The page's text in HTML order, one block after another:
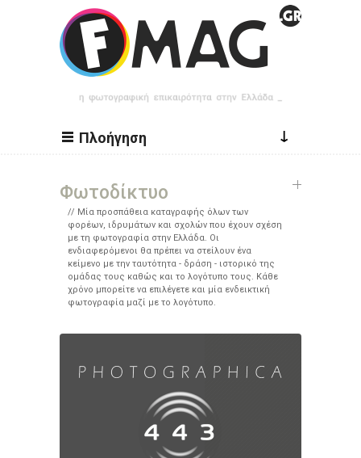
Παράκαμψη προς το κυρίως περιεχόμενο
Πλοήγηση ↓
Φωτοδίκτυο
Μία προσπάθεια καταγραφής όλων των
φορέων, ιδρυμάτων και σχολών που έχουν σχέση
με τη φωτογραφία στην Ελλάδα. Οι
ενδιαφερόμενοι θα πρέπει να στείλουν ένα
κείμενο με την ταυτότητα - δράση - ιστορικό της
ομάδας τους καθώς και το λογότυπο τους. Κάθε
χρόνο μπορείτε να επιλέγετε και μία ενδεικτική
φωτογραφία μαζί με το λογότυπο.